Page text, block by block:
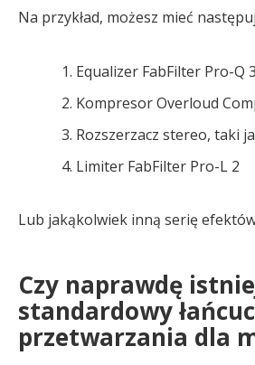
Na przykład, możesz mieć
Equalizer FabFilter Pro-Q 3
Kompresor Overloud
Rozszerzacz stereo, taki
Limiter FabFilter Pro-L 2
Lub jakąkolwiek inną serię
Czy naprawdę
standardowy
przetwarzania dla